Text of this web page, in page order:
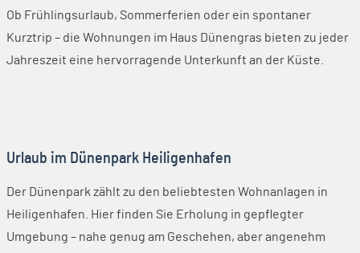
Ob Frühlingsurlaub, Sommerferien oder ein spontaner
Kurztrip – die Wohnungen im Haus Dünengras bieten zu jeder
Jahreszeit eine hervorragende Unterkunft an der Küste.
Urlaub im Dünenpark Heiligenhafen
Der Dünenpark zählt zu den beliebtesten Wohnanlagen in
Heiligenhafen. Hier finden Sie Erholung in gepflegter
Umgebung – nahe genug am Geschehen, aber angenehm